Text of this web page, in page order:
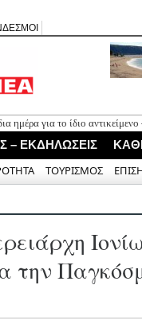
ημέρα για το ίδιο
του φιλολόγου Χαρίλαου
επιθετικό μέσο Γιώργο
«AΠΕΧΩ» (του Ανδρέα
– ΕΚΔΗΛΩΣΕΙΣ
ΤΟΥΡΙΣΜΟΣ
την